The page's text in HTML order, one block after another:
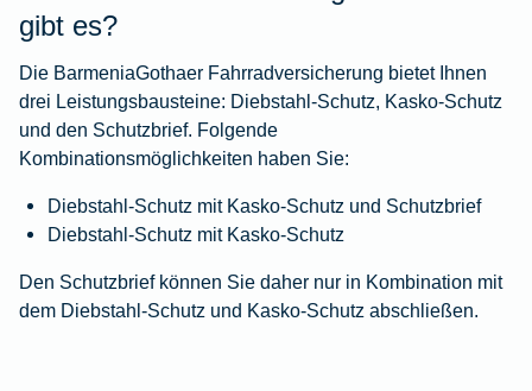
gibt es?
Die BarmeniaGothaer Fahrradversicherung bietet Ihnen
drei Leistungsbausteine: Diebstahl-Schutz, Kasko-Schutz
und den Schutzbrief. Folgende
Kombinationsmöglichkeiten haben Sie:
Diebstahl-Schutz mit Kasko-Schutz und Schutzbrief
Diebstahl-Schutz mit Kasko-Schutz
Den Schutzbrief können Sie daher nur in Kombination mit
dem Diebstahl-Schutz und Kasko-Schutz abschließen.